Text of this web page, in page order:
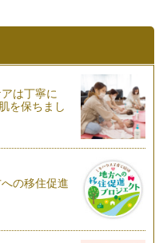
…
を授かったら、神社で腹帯
がですか？ 和のリ…
は、勝手に思い込んでい
は丁寧に
を保ちまし
の移住促進